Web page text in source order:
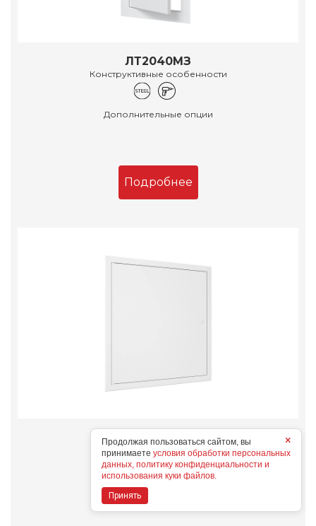
ЛТ2040МЗ
Конструктивные особенности
Дополнительные опции
Подробнее
L3030N
Конструктивные особенности
Дополнительные опции
×
Продолжая пользоваться сайтом, вы
принимаете условия обработки персональных
данных, политику конфиденциальности и
использования куки файлов.
Принять